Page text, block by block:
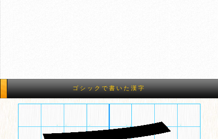
ゴシックで書いた漢字